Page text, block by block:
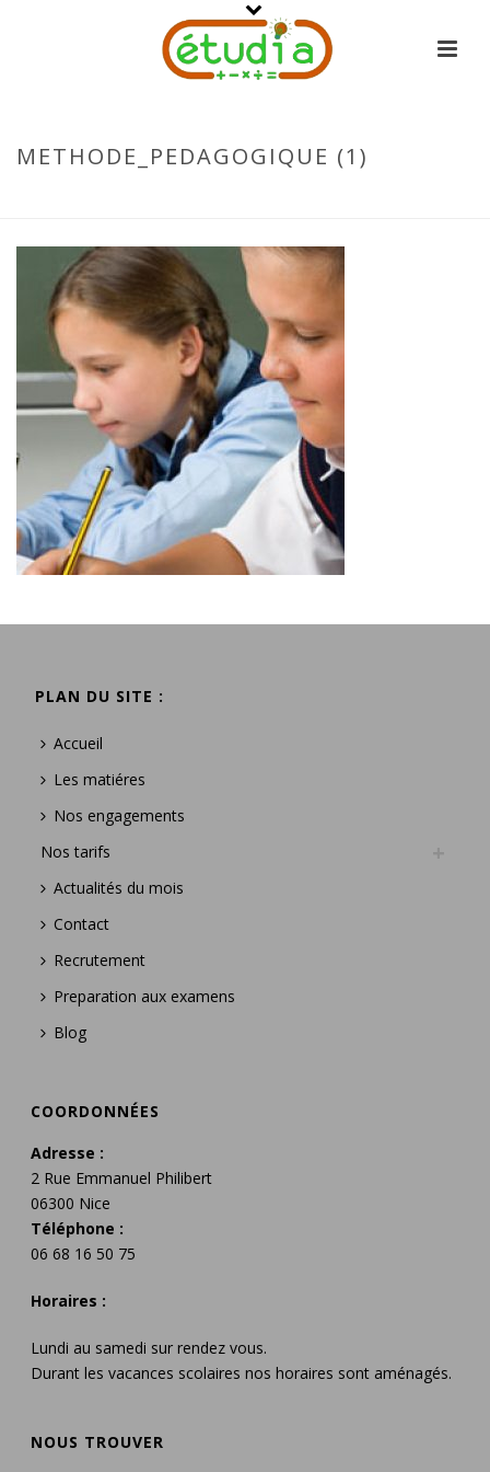
METHODE_PEDAGOGIQUE (1)
PLAN DU SITE :
Accueil
Les matiéres
Nos engagements
Nos tarifs
Actualités du mois
Contact
Recrutement
Preparation aux examens
Blog
COORDONNÉES
Adresse :
2 Rue Emmanuel Philibert
06300 Nice
Téléphone :
06 68 16 50 75
Horaires :
Lundi au samedi sur rendez vous.
Durant les vacances scolaires nos horaires sont aménagés.
NOUS TROUVER